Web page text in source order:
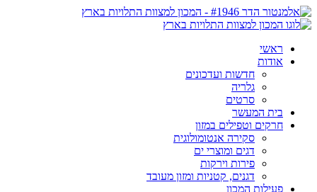
ראשי
אודות
חדשות ועדכונים
גלריה
סרטים
בית המעשר
חרקים וטפילים במזון
סקירה אנטומולוגית
דגים ומוצרי ים
פירות וירקות
דגנים, קטניות ומזון מעובד
פעילות המכון